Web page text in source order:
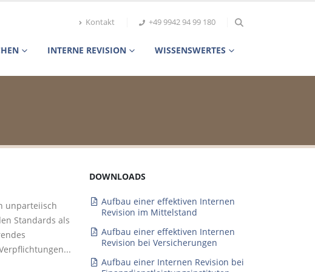
Kontakt +49 9942 94 99 180
INTERNE REVISION WISSENSWERTES
unparteiisch
Standards als
DOWNLOADS
Aufbau einer effektiven Internen
Revision im Mittelstand
Aufbau einer effektiven Internen
Revision bei Versicherungen
Aufbau einer Internen Revision bei